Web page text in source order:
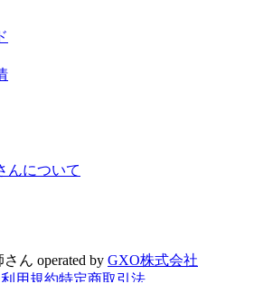
んについて
さん operated by GXO株式会社
利用規約特定商取引法